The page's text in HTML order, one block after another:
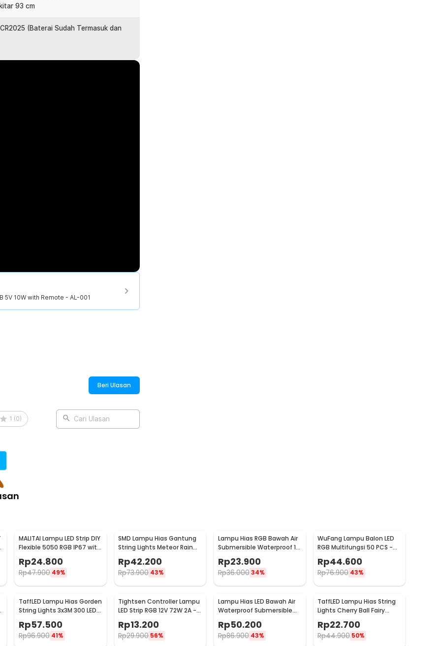
ini dapat berubah-ubah mengikuti
dengan menggunakan mode
93 cm
(Baterai Sudah Termasuk dan
5V 10W with Remote - AL-001
Beri Ulasan
1 (0) Cari Ulasan
MALITAI Lampu LED Strip DIY
Flexible 5050 RGB IP67 with
USB Controller 2M -
SMD2835
Rp24.800
Rp47.900 49%
SMD Lampu Hias Gantung
String Lights Meteor Rain
Rp42.200
Rp73.900 43%
Lampu Hias RGB Bawah Air
Submersible Waterproof 10
LED with Remote - 13017
Rp23.900
Rp36.000 34%
WuFang Lampu Balon LED
RGB Multifungsi 50 PCS -
Rp44.600
Rp76.900 43%
TaffLED Lampu Hias Gorden
String Lights 3x3M 300 LED
Rp57.500
Rp96.900 41%
Tightsen Controller Lampu
LED Strip RGB 12V 72W 2A -
Rp13.200
Rp29.900 56%
Lampu Hias LED Bawah Air
Waterproof Submersible
13017
Rp50.200
Rp86.900 43%
TaffLED Lampu Hias String
Lights Cherry Ball Fairy
Rp22.700
Rp44.900 50%